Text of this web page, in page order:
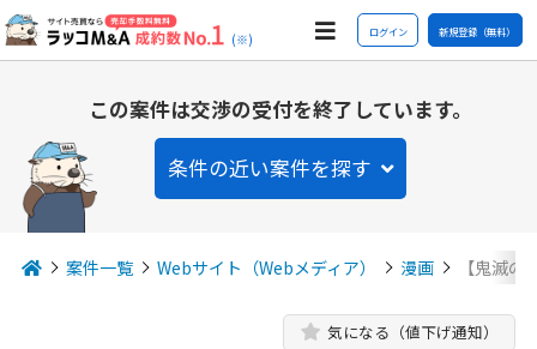
(※) ログイン 新規登録（無料）
この案件は交渉の受付を終了しています。
条件の近い案件を探す
案件一覧 Webサイト（Webメディア） 漫画 【鬼滅
気になる（値下げ通知）